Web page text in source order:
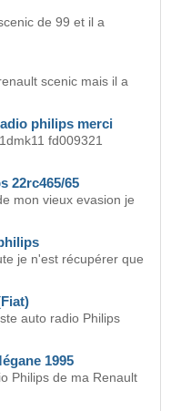
de 99 et il a
scenic mais il a
philips merci
fd009321
22rc465/65
mon vieux evasion je
je n'est récupérer que
auto radio Philips
1995
Philips de ma Renault